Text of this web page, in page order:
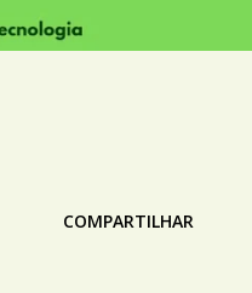
COMPARTILHAR